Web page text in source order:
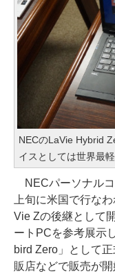
NECのLaVie Hybrid
イスとしては世界最
NECパーソナル
上旬に米国で行な
Vie Zの後継として
ートPCを参考展示
bird Zero」として
販店などで販売が開